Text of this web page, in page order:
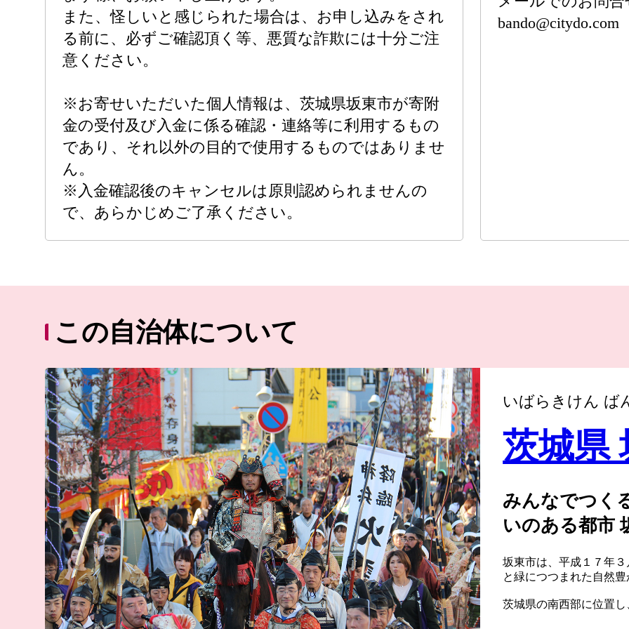
また、怪しいと感じられた場合は、お申し込みをされ
る前に、必ずご確認頂く等、悪質な詐欺には十分ご注
意ください。
※お寄せいただいた個人情報は、茨城県坂東市が寄附
金の受付及び入金に係る確認・連絡等に利用するもの
であり、それ以外の目的で使用するものではありませ
ん。
※入金確認後のキャンセルは原則認められませんの
で、あらかじめご了承ください。
bando@citydo.com
この自治体について
いばらきけん ば
茨城県
みんなでつく
いのある都市
坂東市は、平成１７年
と緑につつまれた自然
茨城県の南西部に位置